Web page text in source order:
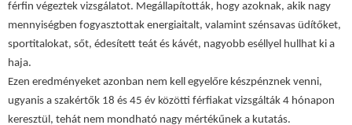
férfin végeztek vizsgálatot. Megállapították, hogy azoknak, akik nagy
mennyiségben fogyasztottak energiaitalt, valamint szénsavas üdítőket,
sportitalokat, sőt, édesített teát és kávét, nagyobb eséllyel hullhat ki a
haja.
Ezen eredményeket azonban nem kell egyelőre készpénznek venni,
ugyanis a szakértők 18 és 45 év közötti férfiakat vizsgálták 4 hónapon
keresztül, tehát nem mondható nagy mértékűnek a kutatás.